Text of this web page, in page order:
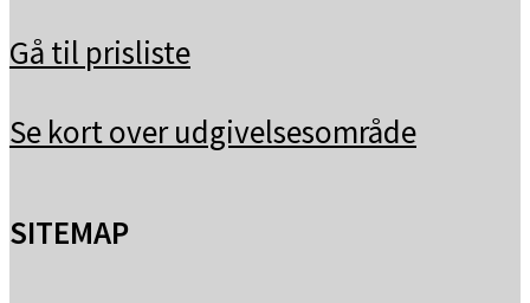
Gå til prisliste
Se kort over udgivelsesområde
SITEMAP